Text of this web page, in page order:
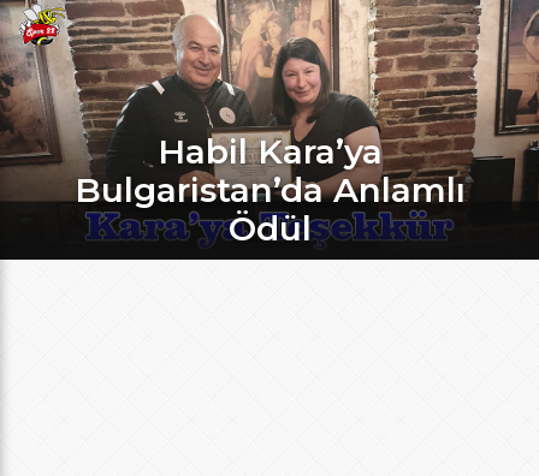
Habil Kara’ya
Bulgaristan’da Anlamlı
Ödül